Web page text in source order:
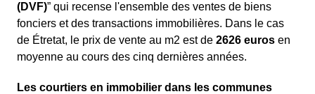
(DVF)” qui recense l'ensemble des ventes de biens
fonciers et des transactions immobilières. Dans le cas
de Étretat, le prix de vente au m2 est de 2626 euros en
moyenne au cours des cinq dernières années.
Les courtiers en immobilier dans les communes